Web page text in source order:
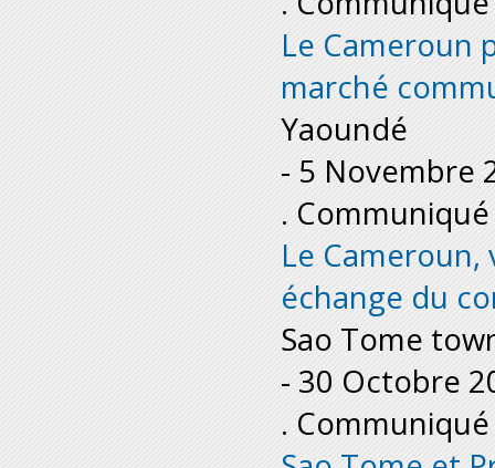
Le Cameroun
marché
Yaoundé
- 5 Novembre
.
Le
échange du
Sao Tome
- 30 Octobre
.